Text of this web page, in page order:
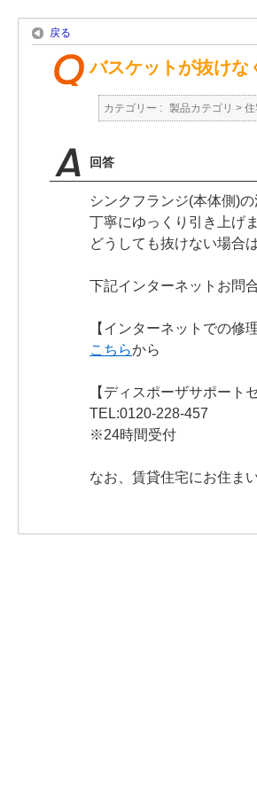
戻る
バスケットが抜けな
カテゴリー : 製品カテゴリ > 住
回答
シンクフランジ(本体側)
丁寧にゆっくり引き上げ
どうしても抜けない場合
下記インターネットお問
【インターネットでの修
こちらから
【ディスポーザサポート
TEL:0120-228-457
※24時間受付
なお、賃貸住宅にお住ま